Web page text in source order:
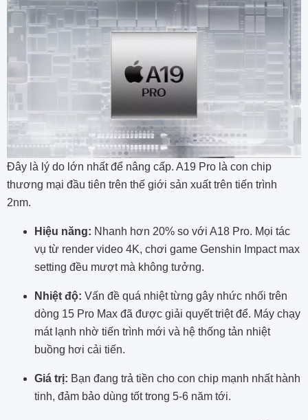
Đây là lý do lớn nhất để nâng cấp. A19 Pro là con chip
thương mại đầu tiên trên thế giới sản xuất trên tiến trình
2nm.
Hiệu năng: Nhanh hơn 20% so với A18 Pro. Mọi tác
vụ từ render video 4K, chơi game Genshin Impact max
setting đều mượt mà không tưởng.
Nhiệt độ: Vấn đề quá nhiệt từng gây nhức nhối trên
dòng 15 Pro Max đã được giải quyết triệt để. Máy chạy
mát lạnh nhờ tiến trình mới và hệ thống tản nhiệt
buồng hơi cải tiến.
Giá trị: Bạn đang trả tiền cho con chip mạnh nhất hành
tinh, đảm bảo dùng tốt trong 5-6 năm tới.